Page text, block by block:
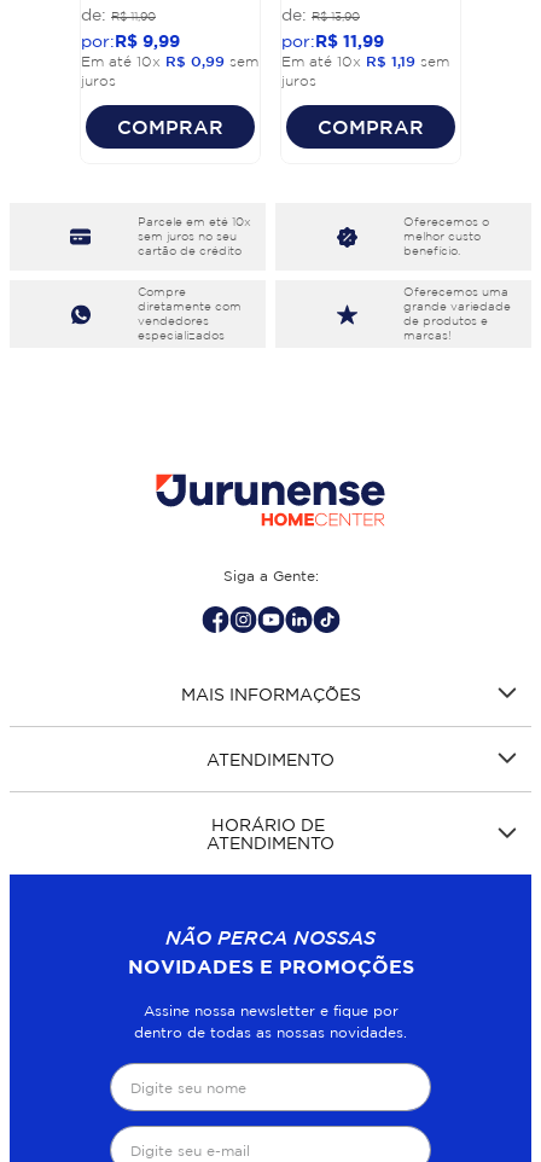
R$ 11,90
R$ 9,99
Em até 10x R$ 0,99 sem
juros
COMPRAR
R$ 13,90
R$ 11,99
Em até 10x R$ 1,19 sem
juros
COMPRAR
Parcele em eté 10x
sem juros no seu
cartão de crédito
Oferecemos o
melhor custo
benefício.
Compre
diretamente com
vendedores
especializados
Oferecemos uma
grande variedade
de produtos e
marcas!
Siga a Gente:
MAIS INFORMAÇÕES
ATENDIMENTO
HORÁRIO DE
ATENDIMENTO
NÃO PERCA NOSSAS
NOVIDADES E PROMOÇÕES
Assine nossa newsletter e fique por
dentro de todas as nossas novidades.